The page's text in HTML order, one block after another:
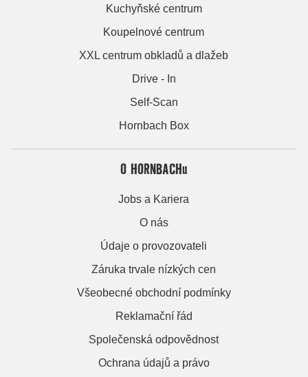
Kuchyňské centrum
Koupelnové centrum
XXL centrum obkladů a dlažeb
Drive - In
Self-Scan
Hornbach Box
O HORNBACHu
Jobs a Kariera
O nás
Údaje o provozovateli
Záruka trvale nízkých cen
Všeobecné obchodní podmínky
Reklamační řád
Společenská odpovědnost
Ochrana údajů a právo